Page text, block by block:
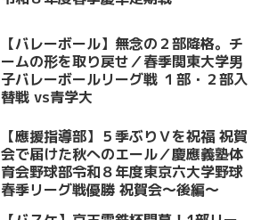
【バレーボール】無念の２部降格。チ
ームの形を取り戻せ／春季関東大学男
子バレーボールリーグ戦 １部・２部入
替戦 vs青学大
【應援指導部】５季ぶりＶを祝福 祝賀
会で届けた秋へのエール／慶應義塾体
育会野球部令和８年度東京六大学野球
春季リーグ戦優勝 祝賀会～後編～